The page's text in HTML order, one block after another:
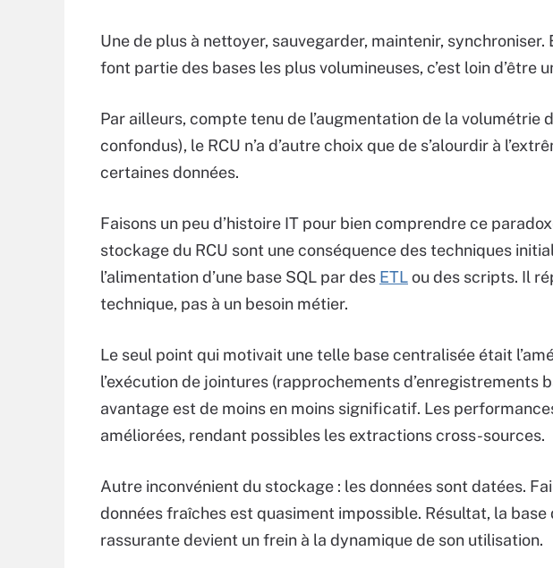
Une de plus à nettoyer, sauvegarder, maintenir,
font partie des bases les plus volumineuses, c’est loin d’être
Par ailleurs, compte tenu de l’augmentation de la volumétrie
confondus), le RCU n’a d’autre choix que de s’alourdir à
certaines données.
Faisons un peu d’histoire IT pour bien comprendre ce
stockage du RCU sont une conséquence des techniques
l’alimentation d’une base SQL par des ETLou des scripts. Il
technique, pas à un besoin métier.
Le seul point qui motivait une telle base centralisée était
l’exécution de jointures (rapprochements d’enregistrements
avantage est de moins en moins significatif. Les
améliorées, rendant possibles les extractions cross-sources.
Autre inconvénient du stockage : les données sont datées.
données fraîches est quasiment impossible. Résultat, la base
rassurante devient un frein à la dynamique de son utilisation.